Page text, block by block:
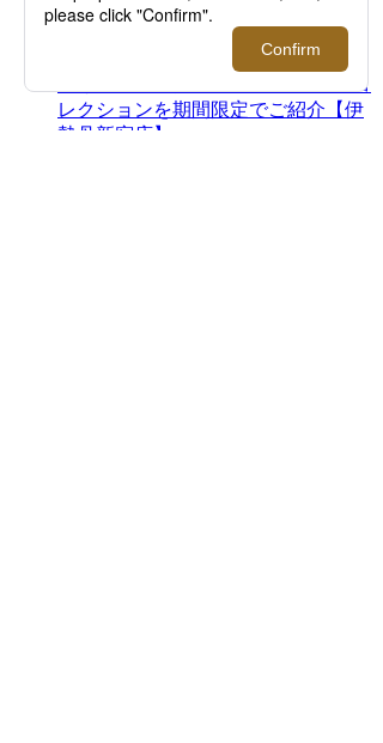
る新作を先行販売！【伊勢丹新宿店】